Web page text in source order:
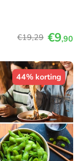
€19,29 €9,90
44% korting